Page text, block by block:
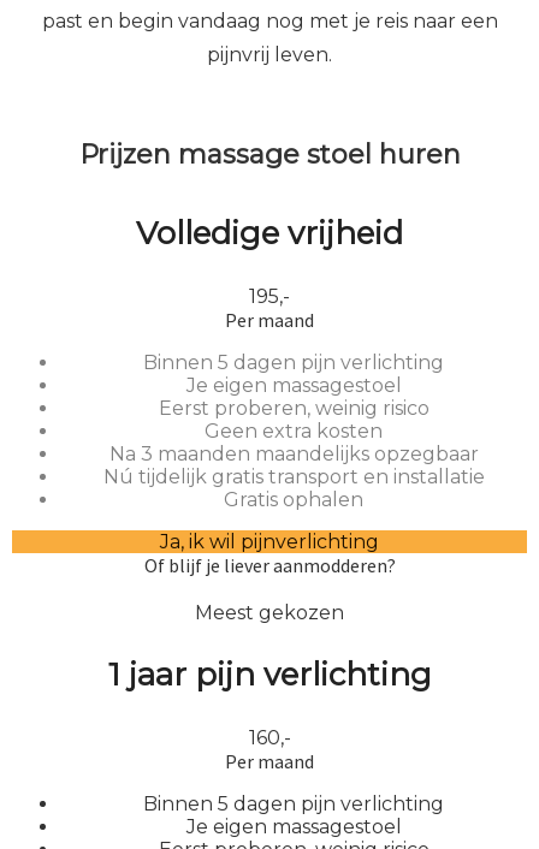
past en begin vandaag nog met je reis naar een
pijnvrij leven.
Prijzen massage stoel huren
Volledige vrijheid
195,-
Per maand
Binnen 5 dagen pijn verlichting
Je eigen massagestoel
Eerst proberen, weinig risico
Geen extra kosten
Na 3 maanden maandelijks opzegbaar
Nú tijdelijk gratis transport en installatie
Gratis ophalen
Ja, ik wil pijnverlichting
Of blijf je liever aanmodderen?
Meest gekozen
1 jaar pijn verlichting
160,-
Per maand
Binnen 5 dagen pijn verlichting
Je eigen massagestoel